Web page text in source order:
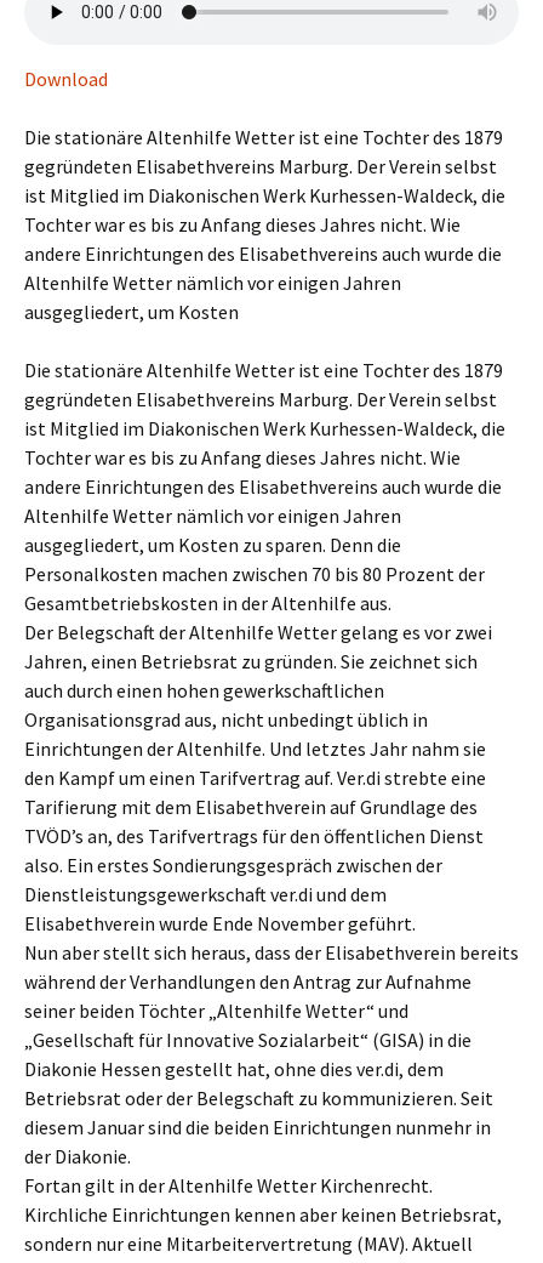
Download
Die stationäre Altenhilfe Wetter ist eine Tochter des 1879
gegründeten Elisabethvereins Marburg. Der Verein selbst
ist Mitglied im Diakonischen Werk Kurhessen-Waldeck, die
Tochter war es bis zu Anfang dieses Jahres nicht. Wie
andere Einrichtungen des Elisabethvereins auch wurde die
Altenhilfe Wetter nämlich vor einigen Jahren
ausgegliedert, um Kosten
Die stationäre Altenhilfe Wetter ist eine Tochter des 1879
gegründeten Elisabethvereins Marburg. Der Verein selbst
ist Mitglied im Diakonischen Werk Kurhessen-Waldeck, die
Tochter war es bis zu Anfang dieses Jahres nicht. Wie
andere Einrichtungen des Elisabethvereins auch wurde die
Altenhilfe Wetter nämlich vor einigen Jahren
ausgegliedert, um Kosten zu sparen. Denn die
Personalkosten machen zwischen 70 bis 80 Prozent der
Gesamtbetriebskosten in der Altenhilfe aus.
Der Belegschaft der Altenhilfe Wetter gelang es vor zwei
Jahren, einen Betriebsrat zu gründen. Sie zeichnet sich
auch durch einen hohen gewerkschaftlichen
Organisationsgrad aus, nicht unbedingt üblich in
Einrichtungen der Altenhilfe. Und letztes Jahr nahm sie
den Kampf um einen Tarifvertrag auf. Ver.di strebte eine
Tarifierung mit dem Elisabethverein auf Grundlage des
TVÖD’s an, des Tarifvertrags für den öffentlichen Dienst
also. Ein erstes Sondierungsgespräch zwischen der
Dienstleistungsgewerkschaft ver.di und dem
Elisabethverein wurde Ende November geführt.
Nun aber stellt sich heraus, dass der Elisabethverein bereits
während der Verhandlungen den Antrag zur Aufnahme
seiner beiden Töchter „Altenhilfe Wetter“ und
„Gesellschaft für Innovative Sozialarbeit“ (GISA) in die
Diakonie Hessen gestellt hat, ohne dies ver.di, dem
Betriebsrat oder der Belegschaft zu kommunizieren. Seit
diesem Januar sind die beiden Einrichtungen nunmehr in
der Diakonie.
Fortan gilt in der Altenhilfe Wetter Kirchenrecht.
Kirchliche Einrichtungen kennen aber keinen Betriebsrat,
sondern nur eine Mitarbeitervertretung (MAV). Aktuell